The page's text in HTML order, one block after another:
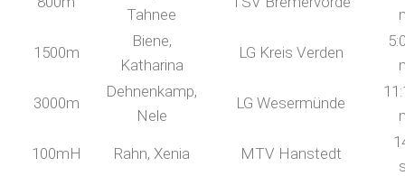
Tahnee
1500m
Biene,
Katharina
LG Kreis Verden
3000m
Dehnenkamp,
Nele
LG Wesermünde
100mH Rahn, Xenia MTV Hanstedt